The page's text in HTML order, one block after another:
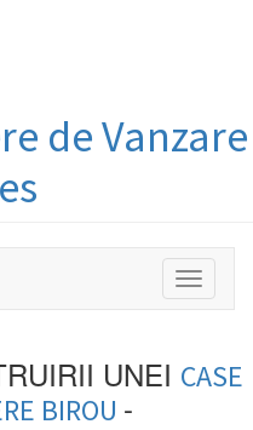
de Vanzare
Toggle
UNEI CASE
BIROU -